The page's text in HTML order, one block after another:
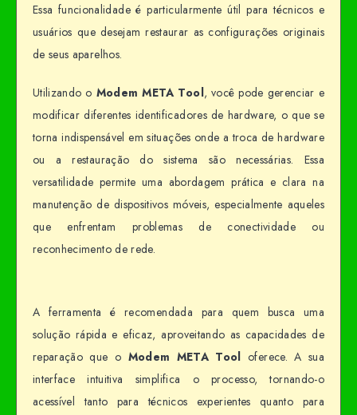
Essa funcionalidade é particularmente útil para técnicos e
usuários que desejam restaurar as configurações originais
de seus aparelhos.
Utilizando o Modem META Tool, você pode gerenciar e
modificar diferentes identificadores de hardware, o que se
torna indispensável em situações onde a troca de hardware
ou a restauração do sistema são necessárias. Essa
versatilidade permite uma abordagem prática e clara na
manutenção de dispositivos móveis, especialmente aqueles
que enfrentam problemas de conectividade ou
reconhecimento de rede.
A ferramenta é recomendada para quem busca uma
solução rápida e eficaz, aproveitando as capacidades de
reparação que o Modem META Tool oferece. A sua
interface intuitiva simplifica o processo, tornando-o
acessível tanto para técnicos experientes quanto para